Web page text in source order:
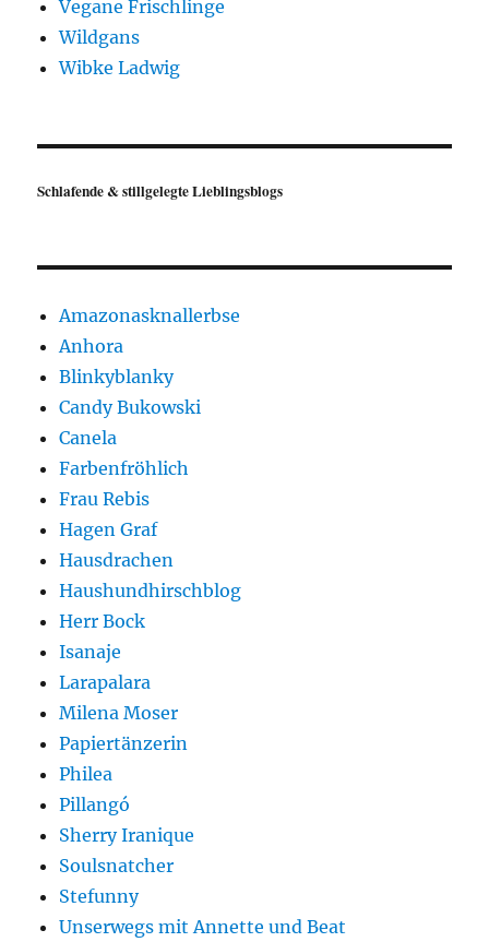
Vegane Frischlinge
Wildgans
Wibke Ladwig
Schlafende & stillgelegte Lieblingsblogs
Amazonasknallerbse
Anhora
Blinkyblanky
Candy Bukowski
Canela
Farbenfröhlich
Frau Rebis
Hagen Graf
Hausdrachen
Haushundhirschblog
Herr Bock
Isanaje
Larapalara
Milena Moser
Papiertänzerin
Philea
Pillangó
Sherry Iranique
Soulsnatcher
Stefunny
Unserwegs mit Annette und Beat